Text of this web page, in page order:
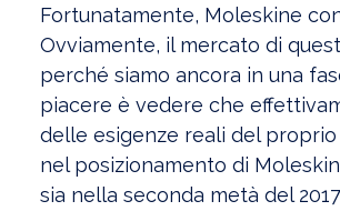
Fortunatamente, Moleskine
Ovviamente, il mercato di
perché siamo ancora in una
piacere è vedere che
delle esigenze reali del
nel posizionamento di
sia nella seconda metà del